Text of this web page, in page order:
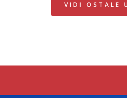
VIDI OSTALE